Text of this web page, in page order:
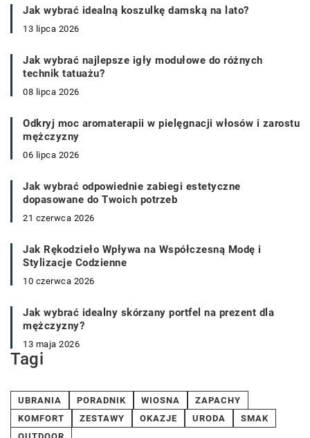
Jak wybrać idealną koszulkę damską na lato?
13 lipca 2026
Jak wybrać najlepsze igły modułowe do różnych
technik tatuażu?
08 lipca 2026
Odkryj moc aromaterapii w pielęgnacji włosów i zarostu
mężczyzny
06 lipca 2026
Jak wybrać odpowiednie zabiegi estetyczne
dopasowane do Twoich potrzeb
21 czerwca 2026
Jak Rękodzieło Wpływa na Współczesną Modę i
Stylizacje Codzienne
10 czerwca 2026
Jak wybrać idealny skórzany portfel na prezent dla
mężczyzny?
13 maja 2026
Tagi
UBRANIA PORADNIK WIOSNA
ZAPACHY
KOMFORT
ZESTAWY OKAZJE URODA
SMAK